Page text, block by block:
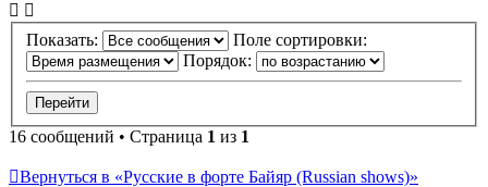
Показать:
Поле сортировки:
Порядок:
16 сообщений • Страница 1 из 1
Вернуться в «Русские в форте Байяр (Russian shows)»